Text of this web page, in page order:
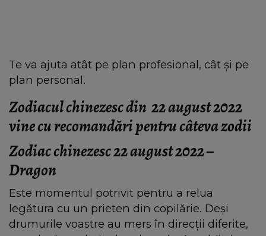
Te va ajuta atât pe plan profesional, cât și pe
plan personal.
Zodiacul chinezesc din 22 august 2022
vine cu recomandări pentru câteva zodii
Zodiac chinezesc 22 august 2022 –
Dragon
Este momentul potrivit pentru a relua
legătura cu un prieten din copilărie. Deși
drumurile voastre au mers în direcții diferite,